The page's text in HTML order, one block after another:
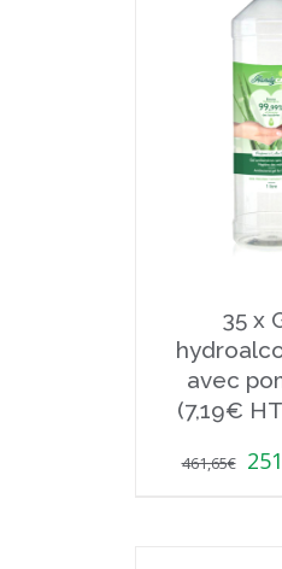
35 x
avec
(7,19€
461,65€